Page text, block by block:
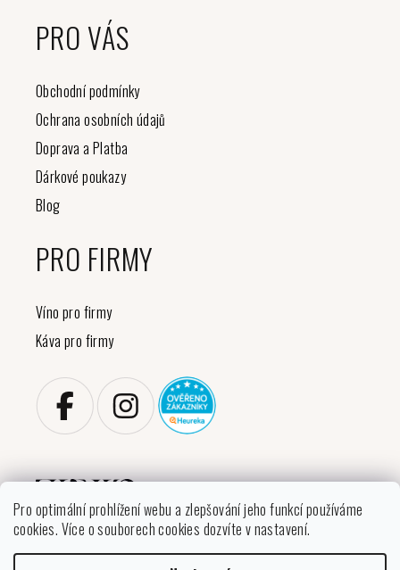
Pro optimální prohlížení webu a zlepšování jeho funkcí používáme
cookies. Více o souborech cookies dozvíte v nastavení.
PRO VÁS
Obchodní podmínky
Ochrana osobních údajů
Doprava a Platba
Dárkové poukazy
Blog
PRO FIRMY
Víno pro firmy
Káva pro firmy
Copyright 2026VINIKO. Všechna práva vyhrazena.